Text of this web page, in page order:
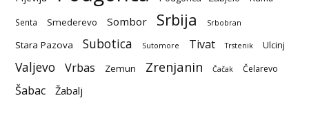
Senta Smederevo Sombor Srbija Srbobran
Stara Pazova Subotica Sutomore Tivat Trstenik Ulcinj
Valjevo Vrbas Zemun Zrenjanin Čačak Čelarevo
Šabac Žabalj